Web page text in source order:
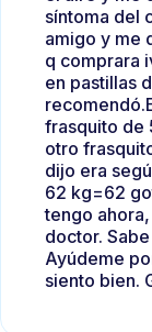
síntoma del
amigo y me
q comprara
en pastillas
frasquito de
otro
dijo era
62 kg=62
tengo
doctor.
Ayúdeme
siento bien.